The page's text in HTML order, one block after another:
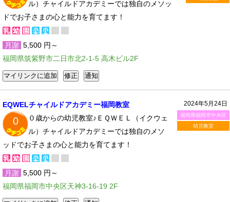
ル）チャイルドアカデミーでは独自のメソッ
ドでお子さまの心と能力を育てます！
月謝 5,500 円～
福岡県筑紫野市二日市北2-1-5 高木ビル2F
2024年5月24日
福岡県福岡市中央区
幼児教室
EQWELチャイルドアカデミー福岡教室
0
０歳からの幼児教室♪ＥＱＷＥＬ（イクウェ
ル）チャイルドアカデミーでは独自のメソ
ッドでお子さまの心と能力を育てます！
月謝 5,500 円～
福岡県福岡市中央区天神3-16-19 2F